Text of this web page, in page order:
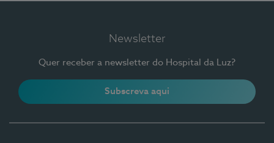
Newsletter
Quer receber a newsletter do Hospital da Luz?
Subscreva aqui